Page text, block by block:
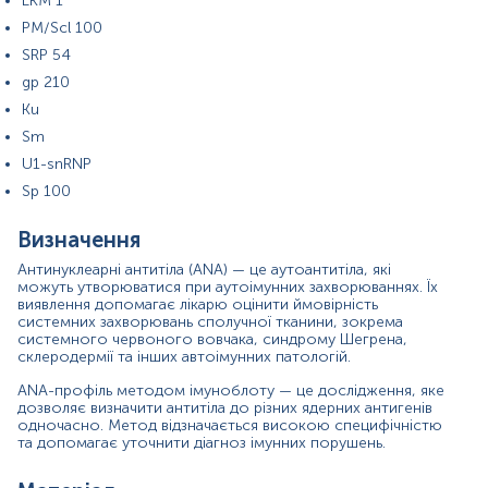
Маркер
Антинуклеарні антитіла - це маркер системних
аутоімунних захворювань сполучної тканини.
Показання до призначення
тривалий біль або набряк у суглобах;
підвищена чутливість до сонця;
сухість очей або ротової порожнини;
м’язова слабкість;
тривала втома, підвищена температура без явної
причини;
випадіння волосся;
підозра на системні аутоімунні захворювання
сполучної тканини;
уточнення або підтвердження діагнозу при
PM/Scl 100
SRP 54
gp 210
Ku
Sm
U1-snRNP
Sp 100
Визначення
Антинуклеарні антитіла (ANA) — це аутоантитіла, які
можуть утворюватися при аутоімунних захворюваннях. Їх
виявлення допомагає лікарю оцінити ймовірність
системних захворювань сполучної тканини, зокрема
системного червоного вовчака, синдрому Шегрена,
склеродермії та інших автоімунних патологій.
ANA-профіль методом імуноблоту — це дослідження, яке
дозволяє визначити антитіла до різних ядерних антигенів
одночасно. Метод відзначається високою специфічністю
та допомагає уточнити діагноз імунних порушень.